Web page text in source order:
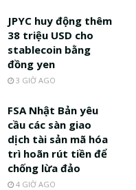
JPYC huy động thêm
38 triệu USD cho
stablecoin bằng
đồng yen
3 GIỜ AGO
FSA Nhật Bản yêu
cầu các sàn giao
dịch tài sản mã hóa
trì hoãn rút tiền để
chống lừa đảo
4 GIỜ AGO